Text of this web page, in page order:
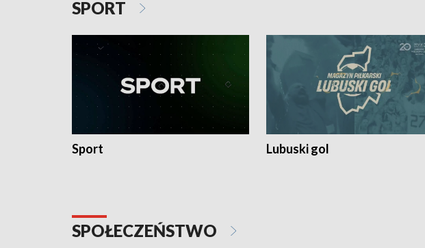
SPORT
Sport Lubuski gol
SPOŁECZEŃSTWO